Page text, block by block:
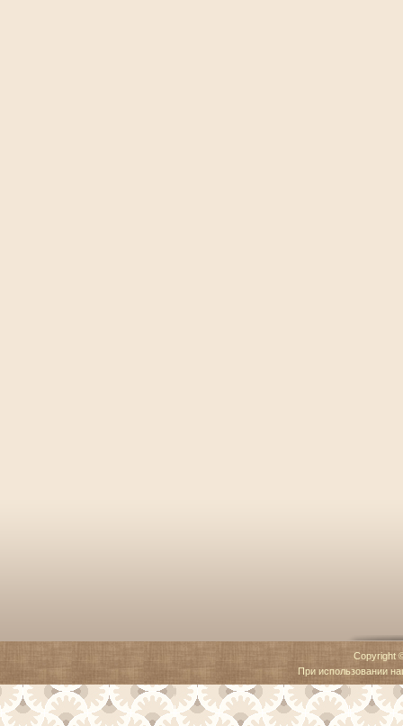
Copyright
При использовании